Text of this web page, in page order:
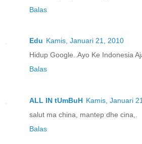
Balas
Edu Kamis, Januari 21, 2010
Hidup Google..Ayo Ke Indonesia
Balas
ALL IN tUmBuH Kamis, Januari
salut ma china, mantep dhe cina,.
Balas